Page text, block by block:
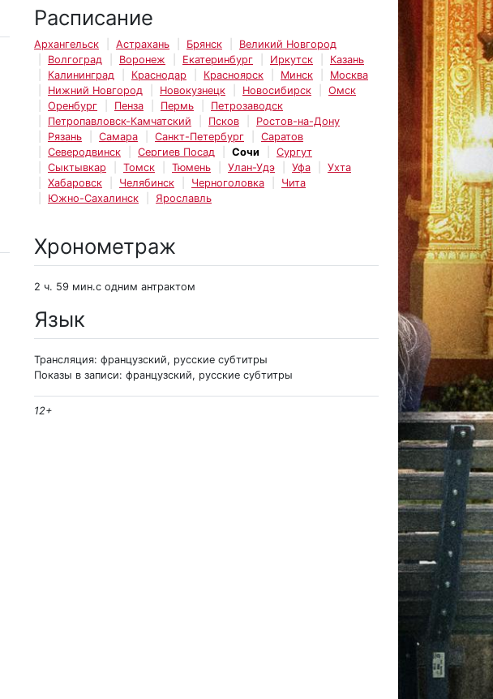
Расписание
Архангельск Астрахань Брянск
Великий Новгород
Волгоград
Воронеж Екатеринбург Иркутск
Казань
Калининград
Краснодар Красноярск Минск
Москва
Нижний Новгород
Новокузнецк Новосибирск
Омск
Оренбург
Пенза Пермь
Петрозаводск
Петропавловск-Камчатский
Псков
Ростов-на-Дону
Рязань
Самара Санкт-Петербург
Саратов
Северодвинск
Сергиев Посад Сочи
Сургут
Сыктывкар
Томск Тюмень Улан-Удэ Уфа
Ухта
Хабаровск
Челябинск Черноголовка
Чита
Южно-Сахалинск
Ярославль
Хронометраж
2 ч. 59 мин.с одним антрактом
Язык
Трансляция: французский, русские субтитры
Показы в записи: французский, русские субтитры
12+